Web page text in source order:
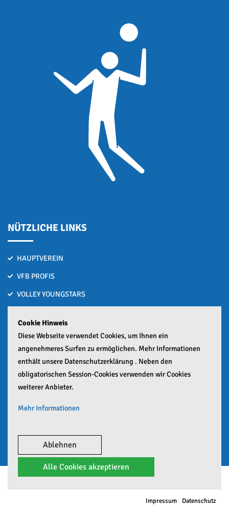
NÜTZLICHE LINKS
HAUPTVEREIN
VFB PROFIS
VOLLEY YOUNGSTARS
Bronze nach Hitzeschlacht bei den Deutschen U15-Beachvolleyball
Meisterschaften
01. Juli 2026
Zwei Häfler lösen Ticket zur Deutschen Meisterschaft
25. Juni 2026
Impressum Datenschutz
Cookie Hinweis
Diese Webseite verwendet Cookies, um Ihnen ein
angenehmeres Surfen zu ermöglichen. Mehr Informationen
enthält unsere Datenschutzerklärung . Neben den
obligatorischen Session-Cookies verwenden wir Cookies
weiterer Anbieter.
Mehr Informationen
Ablehnen
Alle Cookies akzeptieren